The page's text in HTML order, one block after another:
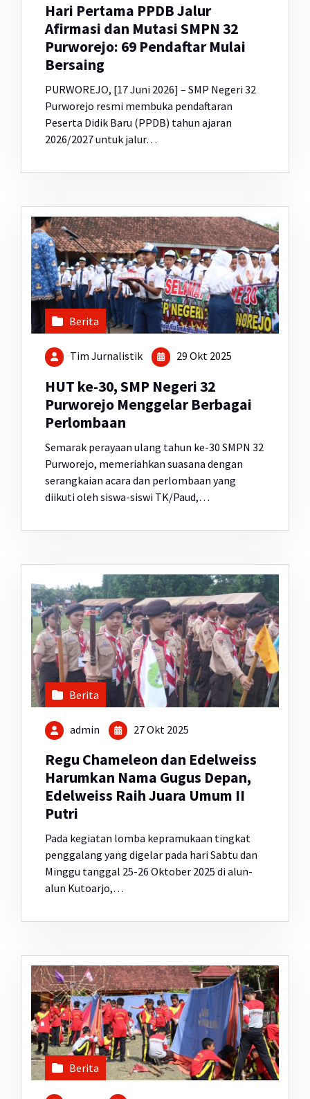
Hari Pertama PPDB Jalur
Afirmasi dan Mutasi SMPN 32
Purworejo: 69 Pendaftar Mulai
Bersaing
PURWOREJO, [17 Juni 2026] – SMP Negeri 32
Purworejo resmi membuka pendaftaran
Peserta Didik Baru (PPDB) tahun ajaran
2026/2027 untuk jalur…
Berita
Tim Jurnalistik 29 Okt 2025
HUT ke-30, SMP Negeri 32
Purworejo Menggelar Berbagai
Perlombaan
Semarak perayaan ulang tahun ke-30 SMPN 32
Purworejo, memeriahkan suasana dengan
serangkaian acara dan perlombaan yang
diikuti oleh siswa-siswi TK/Paud,…
Berita
admin 27 Okt 2025
Regu Chameleon dan Edelweiss
Harumkan Nama Gugus Depan,
Edelweiss Raih Juara Umum II
Putri
Pada kegiatan lomba kepramukaan tingkat
penggalang yang digelar pada hari Sabtu dan
Minggu tanggal 25-26 Oktober 2025 di alun-
alun Kutoarjo,…
Berita